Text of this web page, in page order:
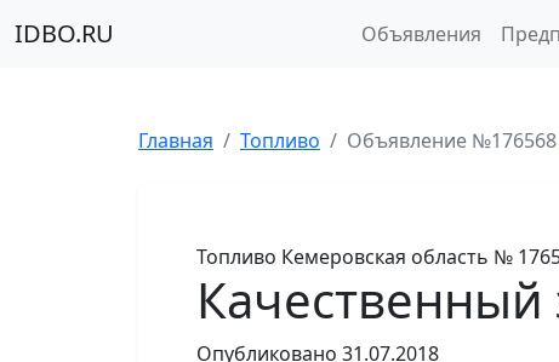
IDBO.RU Объявления
Главная Топливо Объявление №176568
Топливо Кемеровская область №
Качественный
Опубликовано 31.07.2018